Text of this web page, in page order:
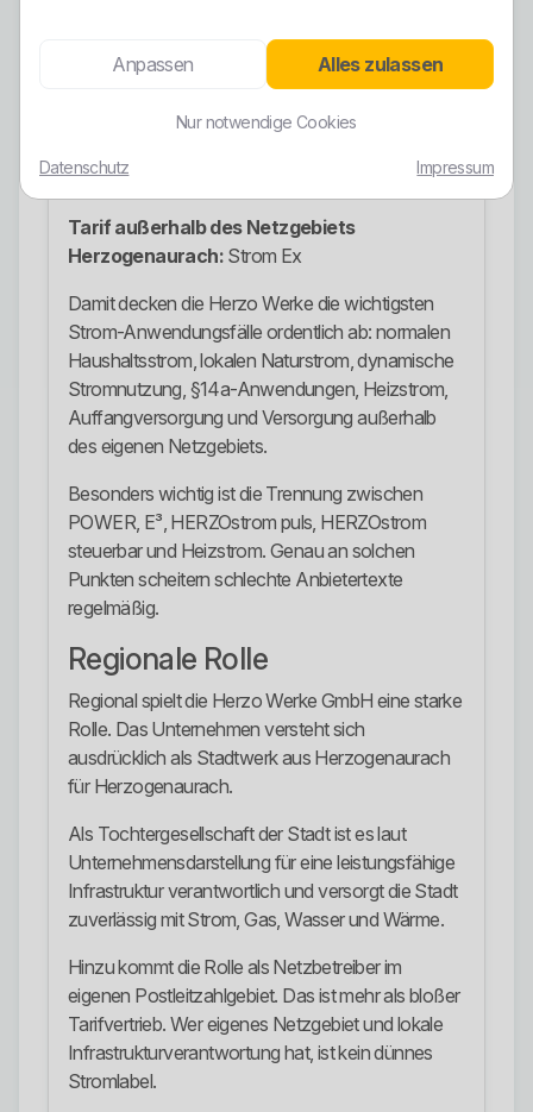
Grundversorgung:Grundversorgung Strom
Ersatzversorgung:
Ersatzversorgung Strom
Tarif außerhalb des Netzgebiets
Herzogenaurach: Strom Ex
Damit decken die Herzo Werke die wichtigsten
Strom-Anwendungsfälle ordentlich ab: normalen
Haushaltsstrom, lokalen Naturstrom, dynamische
Stromnutzung, §14a-Anwendungen, Heizstrom,
Auffangversorgung und Versorgung außerhalb
des eigenen Netzgebiets.
Besonders wichtig ist die Trennung zwischen
POWER, E³, HERZOstrom puls, HERZOstrom
steuerbar und Heizstrom. Genau an solchen
Punkten scheitern schlechte Anbietertexte
regelmäßig.
Regionale Rolle
Regional spielt die Herzo Werke GmbH eine starke
Rolle. Das Unternehmen versteht sich
ausdrücklich als Stadtwerk aus Herzogenaurach
für Herzogenaurach.
Als Tochtergesellschaft der Stadt ist es laut
Unternehmensdarstellung für eine leistungsfähige
Infrastruktur verantwortlich und versorgt die Stadt
zuverlässig mit Strom, Gas, Wasser und Wärme.
Hinzu kommt die Rolle als Netzbetreiber im
eigenen Postleitzahlgebiet. Das ist mehr als bloßer
Tarifvertrieb. Wer eigenes Netzgebiet und lokale
Infrastrukturverantwortung hat, ist kein dünnes
Stromlabel.
Anpassen Alles zulassen
Nur notwendige Cookies
Datenschutz Impressum